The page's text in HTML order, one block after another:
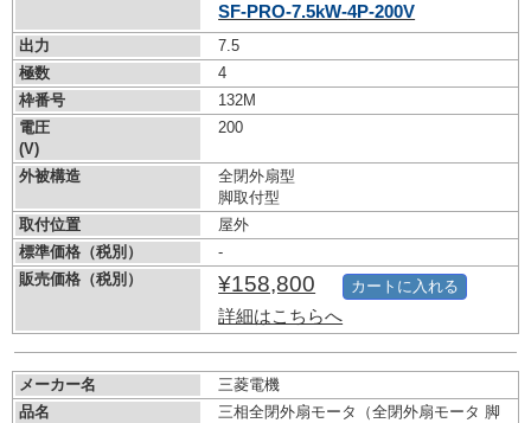
SF-PRO-7.5kW-4P-200V
出力
7.5
極数
4
枠番号
132M
電圧
(V)
200
外被構造
全閉外扇型
脚取付型
取付位置
屋外
標準価格（税別）
-
販売価格（税別）
¥158,800
詳細はこちらへ
カートに入れる
メーカー名
三菱電機
品名
三相全閉外扇モータ（全閉外扇モータ 脚